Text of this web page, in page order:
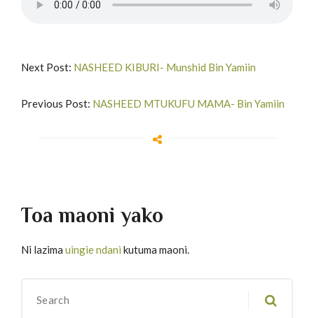
Next Post: NASHEED KIBURI- Munshid Bin Yamiin
Previous Post: NASHEED MTUKUFU MAMA- Bin Yamiin
Toa maoni yako
Ni lazima uingie ndani kutuma maoni.